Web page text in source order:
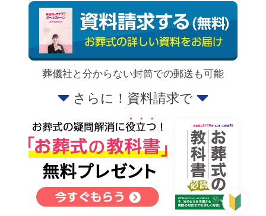
葬儀社と分からない封筒での郵送も可能
さらに！資料請求で